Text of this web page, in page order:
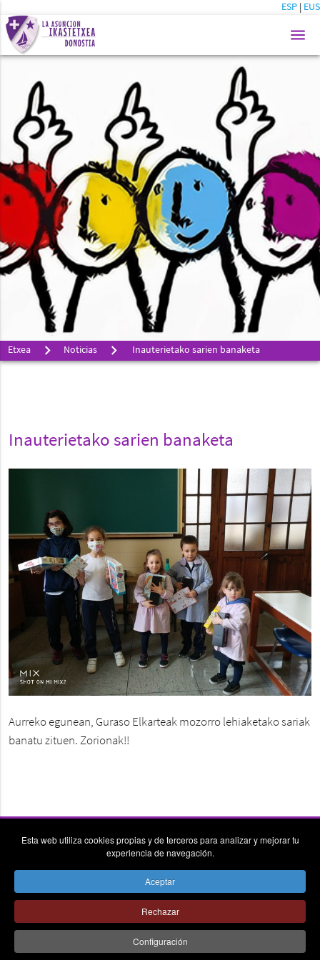
ESP EUS
menu
Etxea Noticias Inauterietako sarien banaketa
Inauterietako sarien banaketa
Aurreko egunean, Guraso Elkarteak mozorro lehiaketako sariak
banatu zituen. Zorionak!!
vpn_key place send
© Colegio la Asunción Donostia - Todos los derechos
reservados - Avda. Alcalde José Elósegui, 279 20015
Donostia-San Sebastián Tel.: 943 288 411 Fax: 943 286 830 -
Esta web utiliza cookies propias y de terceros para analizar y mejorar tu
experiencia de navegación.
Aceptar
Rechazar
Configuración